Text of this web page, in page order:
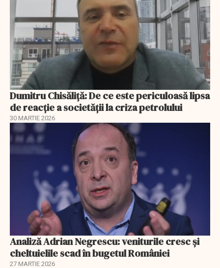
Dumitru Chisăliță: De ce este periculoasă lipsa
de reacție a societății la criza petrolului
30 MARTIE 2026
Analiză Adrian Negrescu: veniturile cresc și
cheltuielile scad în bugetul României
27 MARTIE 2026